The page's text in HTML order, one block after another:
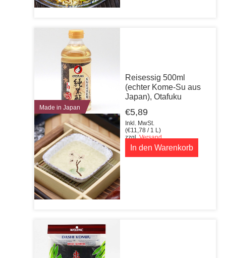
Made in Japan
Reisessig 500ml
(echter Kome-Su aus
Japan), Otafuku
€5,89
Inkl. MwSt.
(€11,78 / 1 L)
zzgl.Versand
In den Warenkorb